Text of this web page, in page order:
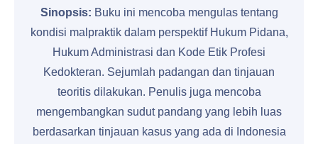
Sinopsis: Buku ini mencoba mengulas tentang
kondisi malpraktik dalam perspektif Hukum Pidana,
Hukum Administrasi dan Kode Etik Profesi
Kedokteran. Sejumlah padangan dan tinjauan
teoritis dilakukan. Penulis juga mencoba
mengembangkan sudut pandang yang lebih luas
berdasarkan tinjauan kasus yang ada di Indonesia